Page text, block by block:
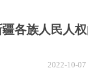
疆各族人民
2022-10-07